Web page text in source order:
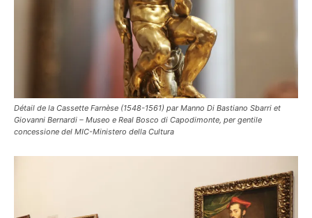
Détail de la Cassette Farnèse (1548-1561) par Manno Di Bastiano Sbarri et
Giovanni Bernardi – Museo e Real Bosco di Capodimonte, per gentile
concessione del MIC-Ministero della Cultura